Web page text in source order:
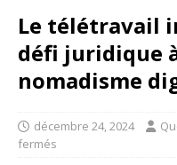
Le télétravail
défi juridique
nomadisme
décembre 24, 2024
fermés